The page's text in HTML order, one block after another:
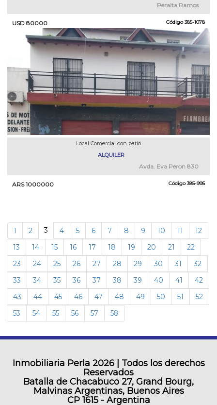
Peralta Ramos
Código385-1078
USD 80000
Local Comercial con patio
ALQUILER
Avda. Eva Peron 830
Código385-995
ARS 1000000
1 2 3 4 5 6 7 8 9 10 11
12
13
14 15 16 17 18 19 20 21
22
23
24 25 26 27 28 29 30 31
32
33
34 35 36 37 38 39 40 41
42
43
44 45 46 47 48 49 50 51
52
53
54 55 56 57 58
Inmobiliaria Perla 2026 | Todos los derechos
Reservados
Batalla de Chacabuco 27, Grand Bourg,
Malvinas Argentinas, Buenos Aires
CP 1615 - Argentina